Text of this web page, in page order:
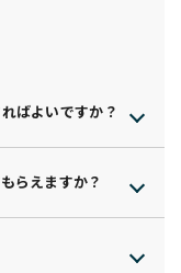
ばよいですか？
サポート・出張サポ
ますので、安心し
らえますか？